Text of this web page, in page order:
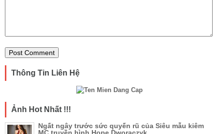
Thông Tin Liên Hệ
Ảnh Hot Nhất !!!
Ngất ngây trước sức quyến rũ của Siêu mẫu kiêm